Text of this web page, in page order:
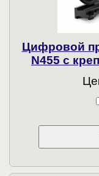
Цифровой
N455 с